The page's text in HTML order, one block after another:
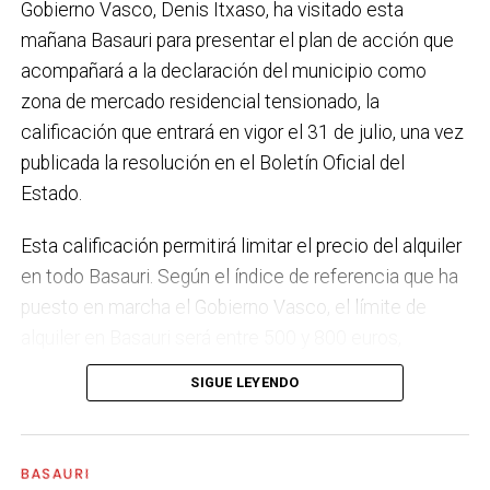
municipio más sostenible y preparado para el futuro.
En ese sentido, estamos trabajando en acciones de
clima y energía, entre las que destacan el diseño de
una red de refugios climáticos, junto con un Plan de
Actuación ante Episodios de Altas Temperaturas,
como las que recientemente hemos sufrido.
proyecto de lanueva haurreskola que se construirá en
Sarratu, junto a Arizko Ikastola, y que es una apuesta
por la educación pública y un elemento más de apoyo
el trabajo que desarrollamos en igualdad, con una
intensificación en la sensibilización respecto a la
violencia machista.
Gobierno Vasco, Denis Itxaso, ha visitado esta
mañana Basauri para presentar el plan de acción que
acompañará a la declaración del municipio como
zona de mercado residencial tensionado, la
calificación que entrará en vigor el 31 de julio, una vez
publicada la resolución en el Boletín Oficial del
Estado.
Esta calificación permitirá limitar el precio del alquiler
en todo Basauri. Según el índice de referencia que ha
puesto en marcha el Gobierno Vasco, el límite de
dependiendo de la zona y de las características de la
vivienda. Los interesados pueden consultar el límite
de precio a través del portal
SIGUE LEYENDO
BASAURI